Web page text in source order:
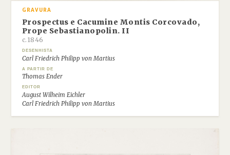
GRAVURA
Prospectus e Cacumine Montis Corcovado,
Prope Sebastianopolin. II
c.1846
DESENHISTA
Carl Friedrich Philipp von Martius
A PARTIR DE
Thomas Ender
EDITOR
August Wilheim Eichler
Carl Friedrich Philipp von Martius